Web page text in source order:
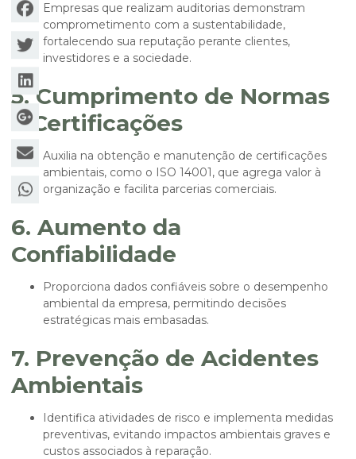
Empresas que realizam auditorias demonstram
comprometimento com a sustentabilidade,
fortalecendo sua reputação perante clientes,
investidores e a sociedade.
5. Cumprimento de Normas
e Certificações
Auxilia na obtenção e manutenção de certificações
ambientais, como o ISO 14001, que agrega valor à
organização e facilita parcerias comerciais.
6. Aumento da
Confiabilidade
Proporciona dados confiáveis sobre o desempenho
ambiental da empresa, permitindo decisões
estratégicas mais embasadas.
7. Prevenção de Acidentes
Ambientais
Identifica atividades de risco e implementa medidas
preventivas, evitando impactos ambientais graves e
custos associados à reparação.